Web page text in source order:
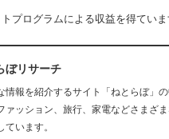
プログラムによる収益を得ていま
ぼリサーチ
情報を紹介するサイト「ねとらぼ」
ァッション、旅行、家電などさまざ
います。